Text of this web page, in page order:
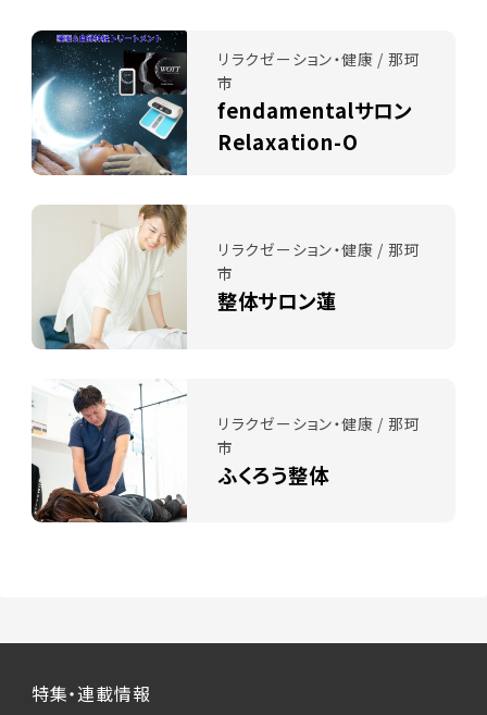
リラクゼーション・健康 / 那珂
市
fendamentalサロン
Relaxation-O
リラクゼーション・健康 / 那珂
市
整体サロン蓮
リラクゼーション・健康 / 那珂
市
ふくろう整体
特集・連載情報